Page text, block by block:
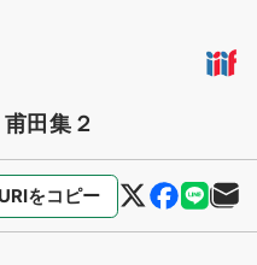
甫田集２
URIをコピー